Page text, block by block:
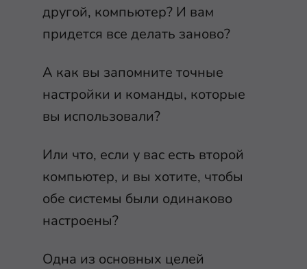
другой, компьютер? И вам
придется все делать заново?
А как вы запомните точные
настройки и команды, которые
вы использовали?
Или что, если у вас есть второй
компьютер, и вы хотите, чтобы
обе системы были одинаково
настроены?
Одна из основных целей